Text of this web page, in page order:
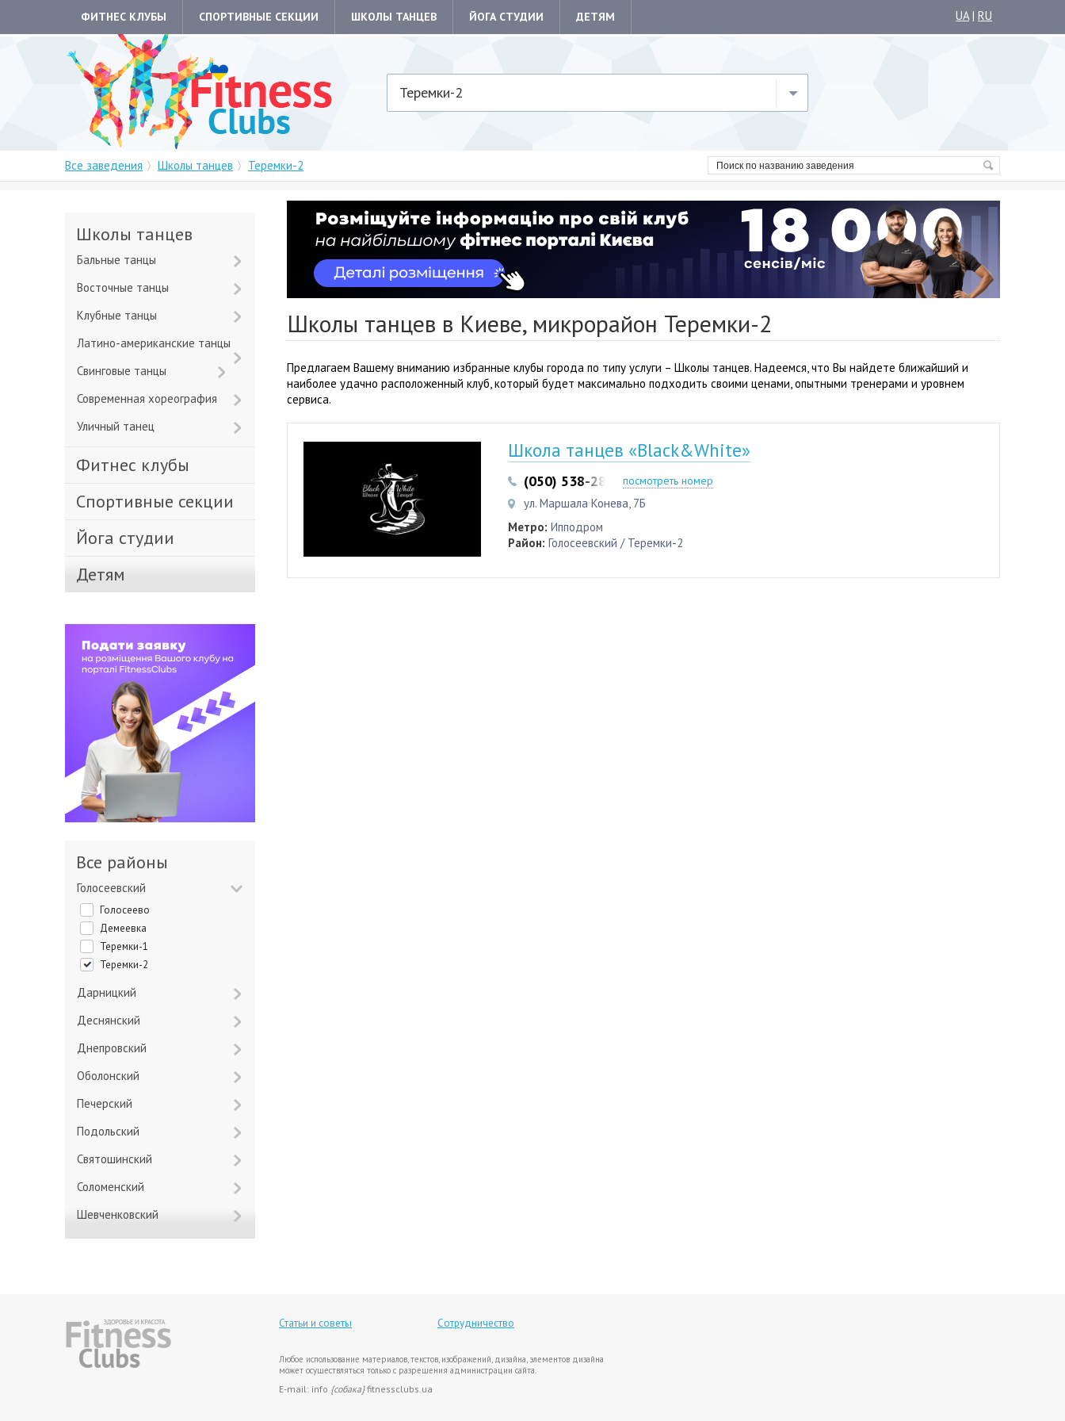
ФИТНЕС КЛУБЫ СПОРТИВНЫЕ СЕКЦИИ ШКОЛЫ ТАНЦЕВ ЙОГА СТУДИИ ДЕТЯМ UA| RU
Теремки-2
Все заведения Школы танцев Теремки-2
Школы танцев в Киеве, микрорайон Теремки-2
Предлагаем Вашему вниманию избранные клубы города по типу услуги – Школы танцев. Надеемся, что Вы найдете ближайший и
наиболее удачно расположенный клуб, который будет максимально подходить своими ценами, опытными тренерами и уровнем
сервиса.
Школа танцев «Black&White»
(050) 538-28-81посмотреть номер
ул. Маршала Конева, 7Б
Метро: Ипподром
Район: Голосеевский / Теремки-2
Школы танцев
Бальные танцы
Восточные танцы
Клубные танцы
Латино-американские танцы
Свинговые танцы
Современная хореография
Уличный танец
Фитнес клубы
Спортивные секции
Йога студии
Детям
Все районы
Голосеевский
Голосеево
Демеевка
Теремки-1
Теремки-2
Дарницкий
Деснянский
Днепровский
Оболонский
Печерский
Подольский
Святошинский
Соломенский
Шевченковский
Статьи и советы Сотрудничество
Любое использование материалов, текстов, изображений, дизайна, элементов дизайна
может осуществляться только с разрешения администрации сайта.
E-mail: info {собака}fitnessclubs.ua